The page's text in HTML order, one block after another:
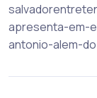
apresenta-em-
antonio-alem-